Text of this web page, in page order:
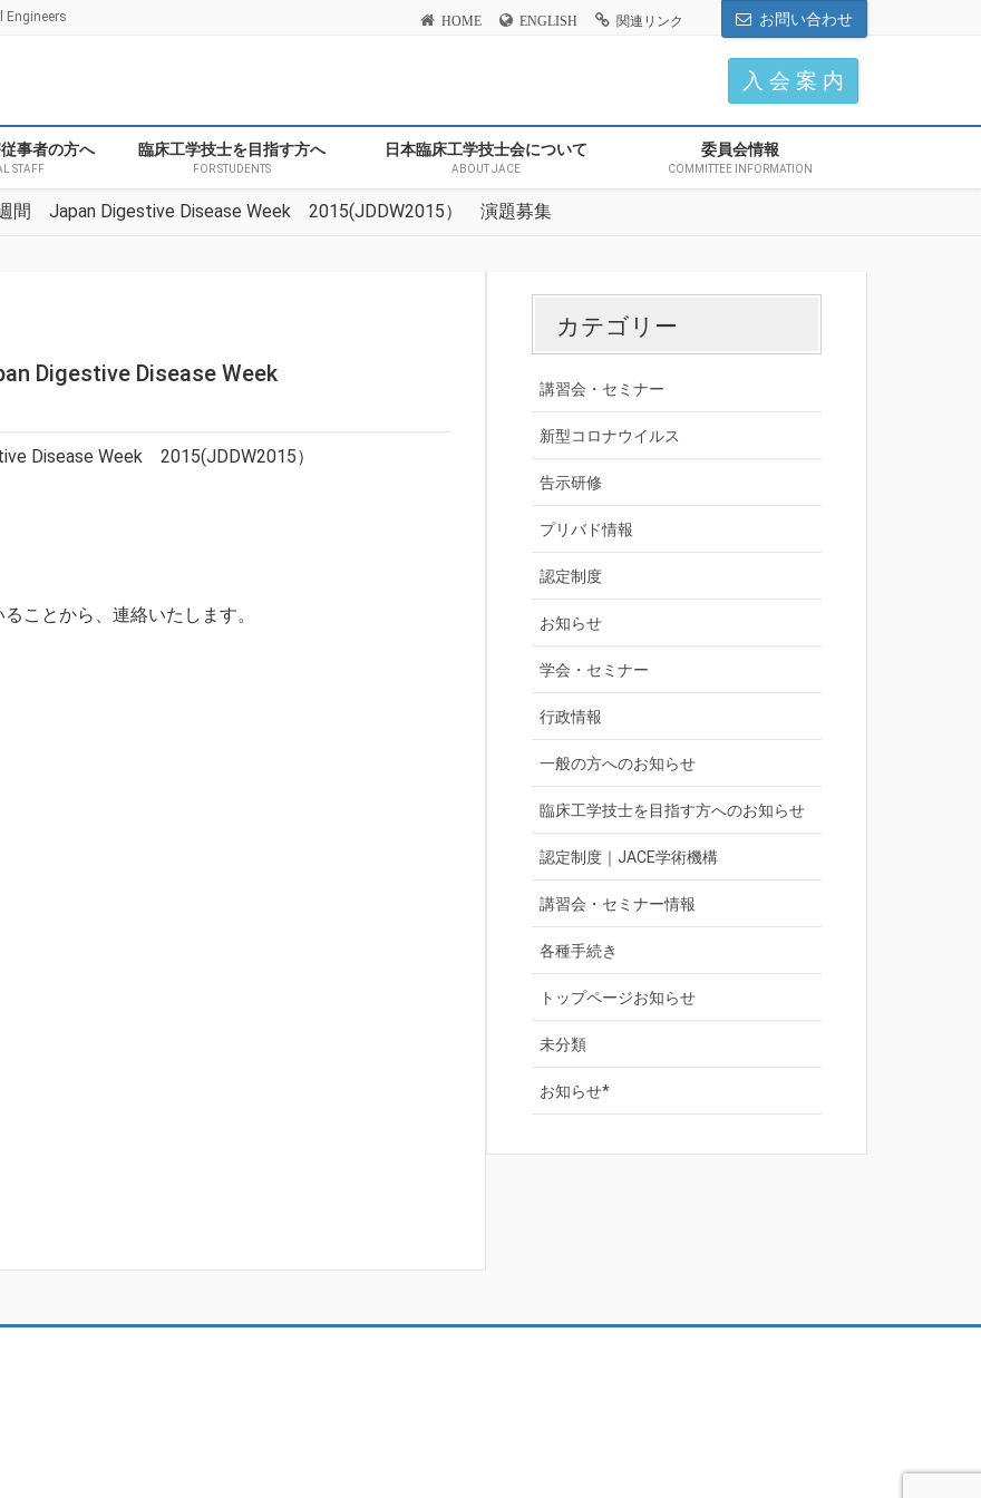
Engineers HOME ENGLISH 関連リンク お問い合わせ
入 会 案 内
事者の方へ
STAFF
臨床工学技士を目指す方へ
FOR STUDENTS
日本臨床工学技士会について
ABOUT JACE
委員会情報
COMMITTEE INFORMATION
間 Japan Digestive Disease Week 2015(JDDW2015） 演題募集
Digestive Disease Week
Disease Week 2015(JDDW2015）
ことから、連絡いたします。
カテゴリー
講習会・セミナー
新型コロナウイルス
告示研修
プリバド情報
認定制度
お知らせ
学会・セミナー
行政情報
一般の方へのお知らせ
臨床工学技士を目指す方へのお知らせ
認定制度｜JACE学術機構
講習会・セミナー情報
各種手続き
トップページお知らせ
未分類
お知らせ*